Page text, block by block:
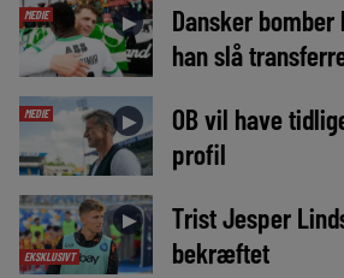
MEDIE ►
Dansker
han slå
MEDIE ►
OB vil have
profil
EKSKLUSIVT
►
Trist Jesper
bekræftet